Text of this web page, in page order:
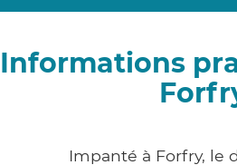
Informations
Impanté à Forfry, le